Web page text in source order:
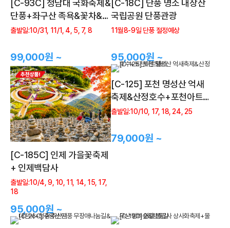
[C-93C] 청남대 국화축제&
단풍+좌구산 족욕&꽃차&명
상구름다리+보강천 미루나
출발일:10/31, 11/1, 4, 5, 7, 8
99,000원 ~
[C-18C] 단풍 명소 내장산
국립공원 단풍관광
11월8-9일 단풍 절정예상
95,000원 ~
[C-185C] 인제 가을꽃축제
+ 인제백담사
출발일:10/4, 9, 10, 11, 14, 15, 17,
18
95,000원 ~
[C-125] 포천 명성산 억새
축제&산정호수+포천아트밸
리
출발일:10/10, 17, 18, 24, 25
79,000원 ~